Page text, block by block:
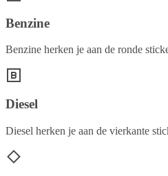
Benzine
Benzine herken je aan de ronde
Diesel
Diesel herken je aan de vierkante